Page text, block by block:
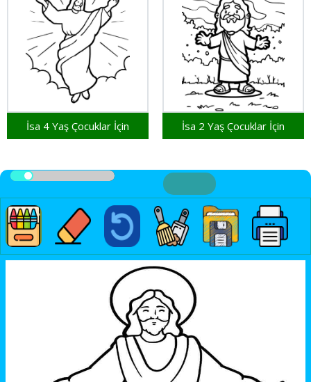
İsa 4 Yaş Çocuklar İçin İsa 2 Yaş Çocuklar İçin